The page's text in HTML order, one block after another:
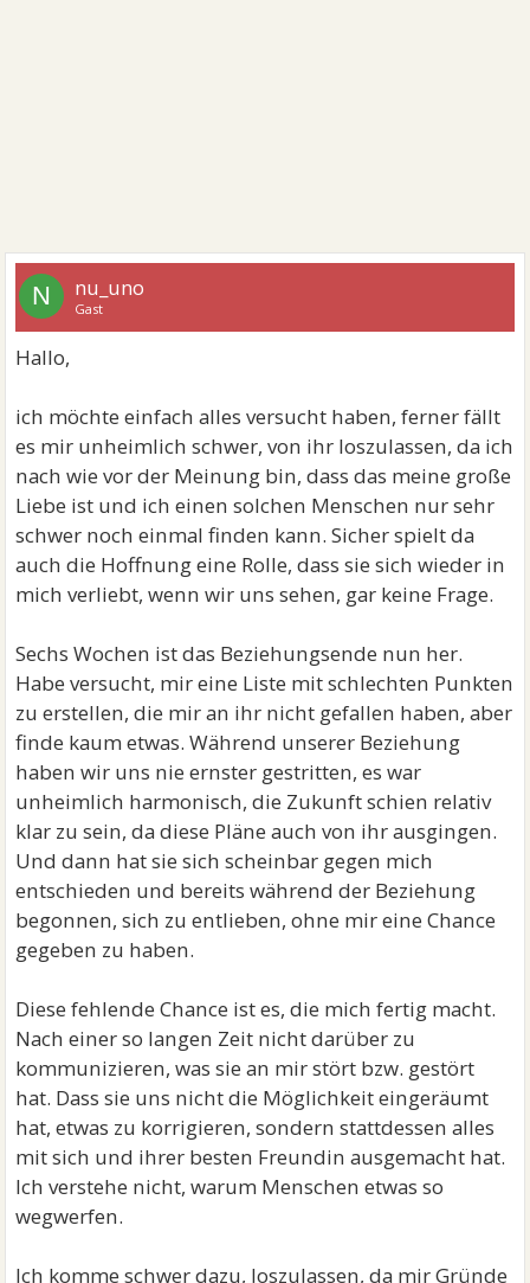
N nu_uno
Gast
Hallo,
ich möchte einfach alles versucht haben, ferner fällt
es mir unheimlich schwer, von ihr loszulassen, da ich
nach wie vor der Meinung bin, dass das meine große
Liebe ist und ich einen solchen Menschen nur sehr
schwer noch einmal finden kann. Sicher spielt da
auch die Hoffnung eine Rolle, dass sie sich wieder in
mich verliebt, wenn wir uns sehen, gar keine Frage.
Sechs Wochen ist das Beziehungsende nun her.
Habe versucht, mir eine Liste mit schlechten Punkten
zu erstellen, die mir an ihr nicht gefallen haben, aber
finde kaum etwas. Während unserer Beziehung
haben wir uns nie ernster gestritten, es war
unheimlich harmonisch, die Zukunft schien relativ
klar zu sein, da diese Pläne auch von ihr ausgingen.
Und dann hat sie sich scheinbar gegen mich
entschieden und bereits während der Beziehung
begonnen, sich zu entlieben, ohne mir eine Chance
gegeben zu haben.
Diese fehlende Chance ist es, die mich fertig macht.
Nach einer so langen Zeit nicht darüber zu
kommunizieren, was sie an mir stört bzw. gestört
hat. Dass sie uns nicht die Möglichkeit eingeräumt
hat, etwas zu korrigieren, sondern stattdessen alles
mit sich und ihrer besten Freundin ausgemacht hat.
Ich verstehe nicht, warum Menschen etwas so
wegwerfen.
Ich komme schwer dazu, loszulassen, da mir Gründe